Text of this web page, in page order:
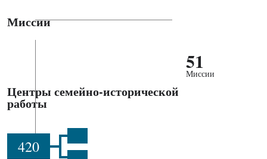
Миссии
51
Миссии
Центры семейно-исторической
работы
420